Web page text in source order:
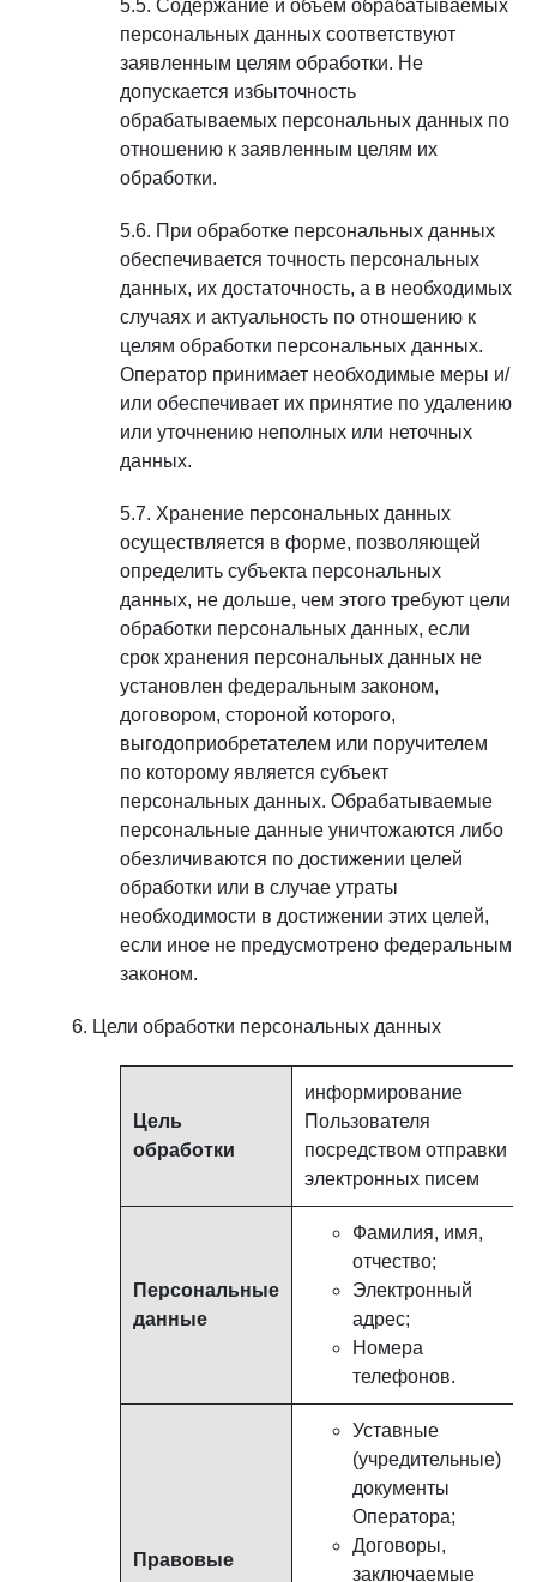
Содержание и объем обрабатываемых
персональных данных соответствуют
заявленным целям обработки. Не
допускается избыточность
обрабатываемых персональных данных по
отношению к заявленным целям их
обработки.
При обработке персональных данных
обеспечивается точность персональных
данных, их достаточность, а в необходимых
случаях и актуальность по отношению к
целям обработки персональных данных.
Оператор принимает необходимые меры и/
или обеспечивает их принятие по удалению
или уточнению неполных или неточных
данных.
Хранение персональных данных
осуществляется в форме, позволяющей
определить субъекта персональных
данных, не дольше, чем этого требуют цели
обработки персональных данных, если
срок хранения персональных данных не
установлен федеральным законом,
договором, стороной которого,
выгодоприобретателем или поручителем
по которому является субъект
персональных данных. Обрабатываемые
персональные данные уничтожаются либо
обезличиваются по достижении целей
обработки или в случае утраты
необходимости в достижении этих целей,
если иное не предусмотрено федеральным
законом.
Цели обработки персональных данных
Цель
обработки
информирование
Пользователя
посредством отправки
электронных писем
Персональные
данные
Фамилия, имя,
отчество;
Электронный
адрес;
Номера
телефонов.
Правовые
Уставные
(учредительные)
документы
Оператора;
Договоры,
заключаемые